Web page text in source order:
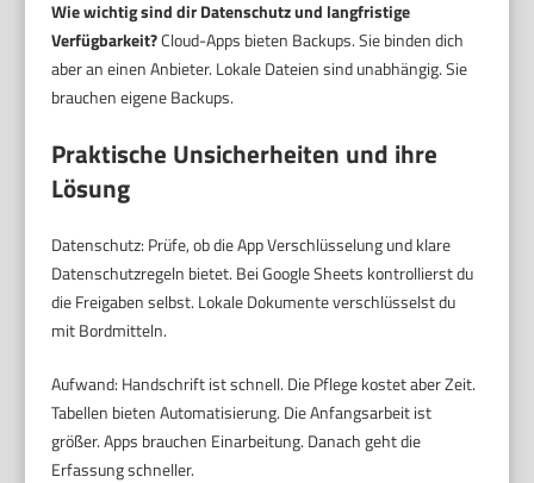
Wie wichtig sind dir Datenschutz und langfristige
Verfügbarkeit?Cloud-Apps bieten Backups. Sie binden dich
aber an einen Anbieter. Lokale Dateien sind unabhängig. Sie
brauchen eigene Backups.
Praktische Unsicherheiten und ihre
Lösung
Datenschutz: Prüfe, ob die App Verschlüsselung und klare
Datenschutzregeln bietet. Bei Google Sheets kontrollierst du
die Freigaben selbst. Lokale Dokumente verschlüsselst du
mit Bordmitteln.
Aufwand: Handschrift ist schnell. Die Pflege kostet aber Zeit.
Tabellen bieten Automatisierung. Die Anfangsarbeit ist
größer. Apps brauchen Einarbeitung. Danach geht die
Erfassung schneller.